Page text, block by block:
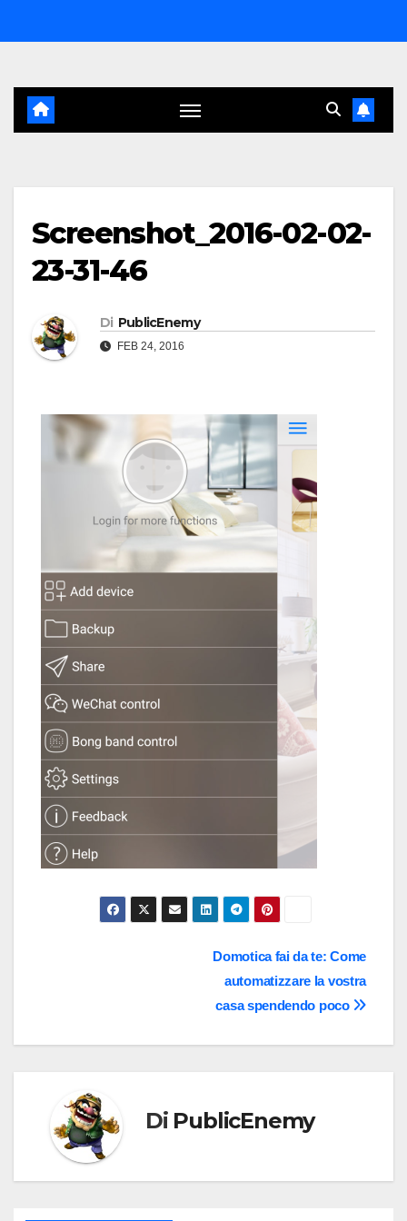
al
Screenshot_2016-02-02-
23-31-46
Di PublicEnemy
FEB 24, 2016
Domotica fai da te: Come
automatizzare la vostra
casa spendendo poco
Di PublicEnemy